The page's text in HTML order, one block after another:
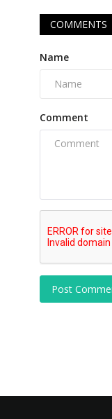
COMMENTS
Name
Comment
Post